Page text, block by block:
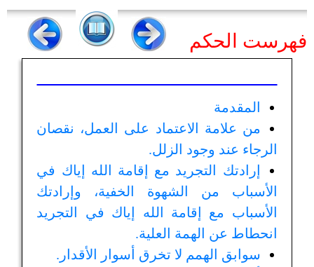
فهرست الحكم
المقدمة
من علامة الاعتماد على العمل، نقصان
الرجاء عند وجود الزلل.
إرادتك التجريد مع إقامة الله إياك في
الأسباب من الشهوة الخفية، وإرادتك
الأسباب مع إقامة الله إياك في التجريد
انحطاط عن الهمة العلية.
سوابق الهمم لا تخرق أسوار الأقدار.